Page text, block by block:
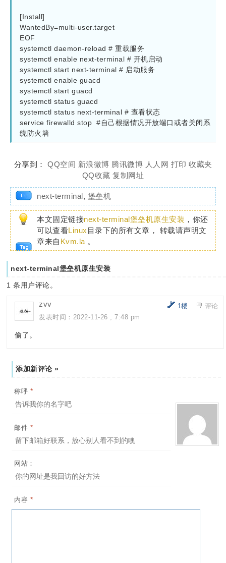
[Install]
WantedBy=multi-user.target
EOF
systemctl daemon-reload # 重载服务
systemctl enable next-terminal # 开机启动
systemctl start next-terminal # 启动服务
systemctl enable guacd
systemctl start guacd
systemctl status guacd
systemctl status next-terminal # 查看状态
service firewalld stop  #自己根据情况开放端口或者关闭系
分享到： QQ空间 新浪微博 腾讯微博 人人网 打印 收藏夹
QQ收藏 复制网址
next-terminal, 堡垒机
本文固定链接next-terminal堡垒机原生安装 ，你还
可以查看Linux 目录下的所有文章， 转载请声明文
章来自 Kvm.la 。
next-terminal堡垒机原生安装
1 条用户评论。
zvv
评论
发表时间：2022-11-26 , 7:48 pm
1楼
偷了。
添加新评论 »
称呼 *
邮件 *
网站：
内容 *